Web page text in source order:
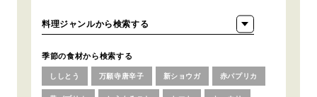
季節の食材から検索する
ししとう 万願寺唐辛子 新ショウガ 赤パプリカ